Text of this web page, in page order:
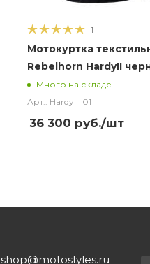
1
Мотокуртка
Rebelhorn HardyII
Много на складе
Арт.: HardyII_01
36 300 руб./шт
shop@motostyles.ru